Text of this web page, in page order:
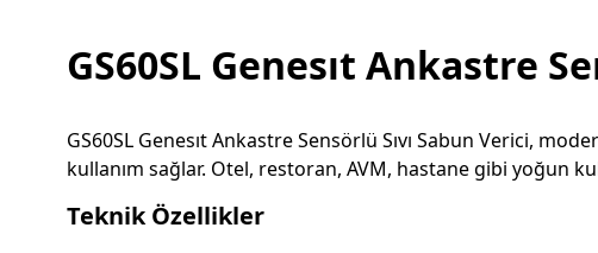
GS60SL Genesıt Ankastre
GS60SL Genesıt Ankastre Sensörlü Sıvı Sabun Verici,
kullanım sağlar. Otel, restoran, AVM, hastane gibi yoğun
Teknik Özellikler